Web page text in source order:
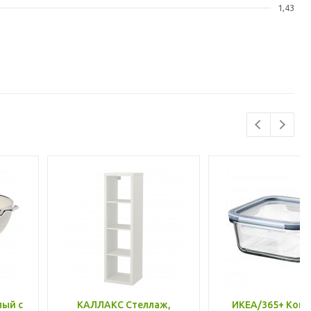
1,43
с
КАЛЛАКС Стеллаж,
ИКЕА/365+